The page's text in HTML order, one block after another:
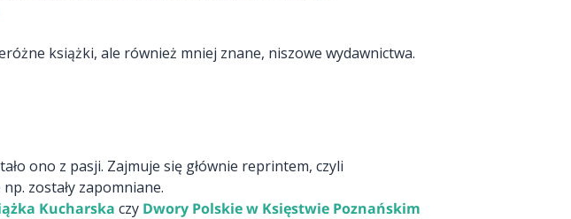
książki, ale również mniej znane, niszowe wydawnictwa.
ono z pasji. Zajmuje się głównie reprintem, czyli
zostały zapomniane.
Kucharska czy Dwory Polskie w Księstwie Poznańskim